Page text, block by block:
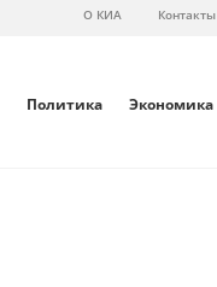
О КИА Контакты
Политика Экономика